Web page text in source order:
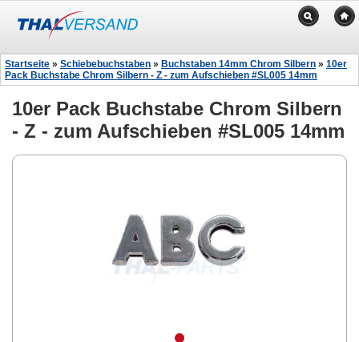
Startseite » Schiebebuchstaben » Buchstaben 14mm Chrom Silbern » 10er
Pack Buchstabe Chrom Silbern - Z - zum Aufschieben #SL005 14mm
10er Pack Buchstabe Chrom Silbern
- Z - zum Aufschieben #SL005 14mm